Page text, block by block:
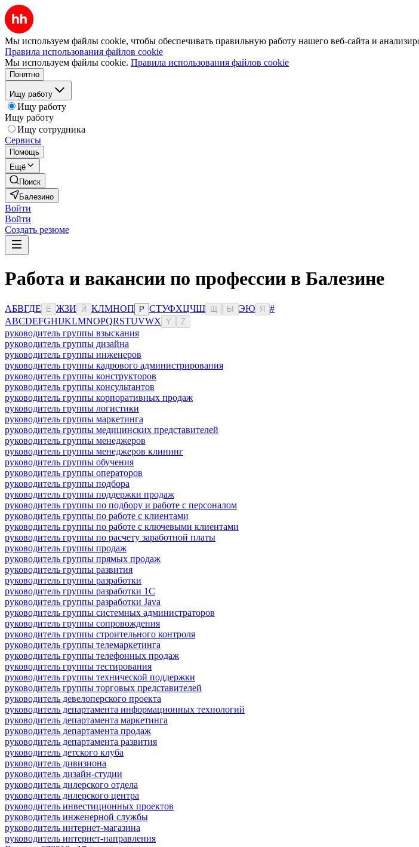
Мы используем файлы cookie, чтобы обеспечивать правильную работу нашего веб-сайта и
Правила использования файлов cookie
Мы используем файлы cookie. Правила использования файлов cookie
Понятно
Ищу работу
Ищу работу
Ищу работу
Ищу сотрудника
Сервисы
Помощь
Ещё
Поиск
Балезино
Войти
Войти
Создать резюме
Работа и вакансии по профессии в Балезине
АБВГДЕ Ё ЖЗИ Й КЛМНОП Р СТУФХЦЧШ Ы ЭЮ Я
#
ABCDEFGHIJKLMNOPQRSTUVWX Y Z
руководитель группы взыскания
руководитель группы дизайна
руководитель группы инженеров
руководитель группы кадрового администрирования
руководитель группы конструкторов
руководитель группы консультантов
руководитель группы корпоративных продаж
руководитель группы логистики
руководитель группы маркетинга
руководитель группы медицинских представителей
руководитель группы менеджеров
руководитель группы менеджеров клининг
руководитель группы обучения
руководитель группы операторов
руководитель группы подбора
руководитель группы поддержки продаж
руководитель группы по подбору и работе с персоналом
руководитель группы по работе с клиентами
руководитель группы по работе с ключевыми клиентами
руководитель группы по расчету заработной платы
руководитель группы продаж
руководитель группы прямых продаж
руководитель группы развития
руководитель группы разработки
руководитель группы разработки 1С
руководитель группы разработки Java
руководитель группы системных администраторов
руководитель группы сопровождения
руководитель группы строительного контроля
руководитель группы телемаркетинга
руководитель группы телефонных продаж
руководитель группы тестирования
руководитель группы технической поддержки
руководитель группы торговых представителей
руководитель девелоперского проекта
руководитель департамента информационных технологий
руководитель департамента маркетинга
руководитель департамента продаж
руководитель департамента развития
руководитель детского клуба
руководитель дивизиона
руководитель дизайн-студии
руководитель дилерского отдела
руководитель дилерского центра
руководитель инвестиционных проектов
руководитель инженерной службы
руководитель интернет-магазина
руководитель интернет-направления